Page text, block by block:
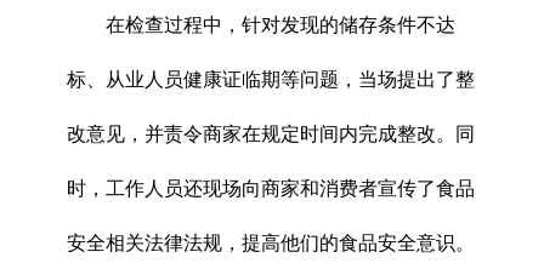
在检查过程中，针对发现的储存条件不达
标、从业人员健康证临期等问题，当场提出了整
改意见，并责令商家在规定时间内完成整改。同
时，工作人员还现场向商家和消费者宣传了食品
安全相关法律法规，提高他们的食品安全意识。